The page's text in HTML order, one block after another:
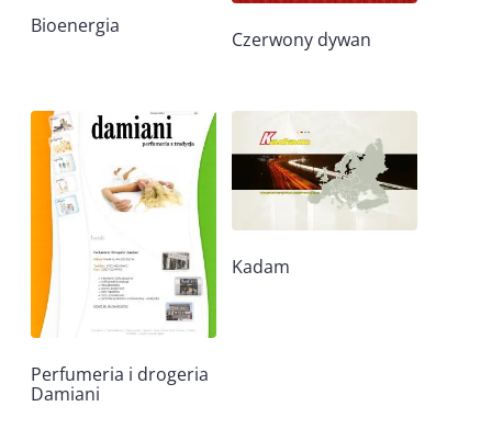
Bioenergia
Czerwony dywan
Perfumeria i drogeria
Damiani
Kadam